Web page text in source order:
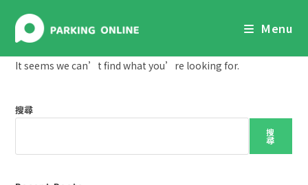
content
Menu
It seems we can’t find what you’re looking for.
搜尋
搜
尋